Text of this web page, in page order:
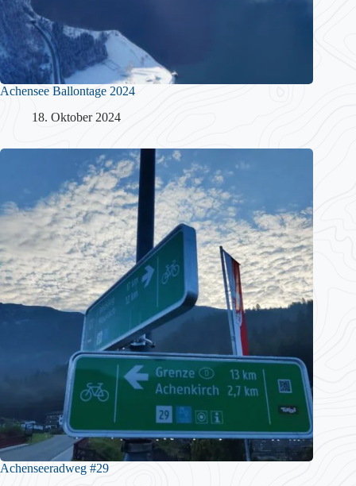
Achensee Ballontage 2024
18. Oktober 2024
Achenseeradweg #29